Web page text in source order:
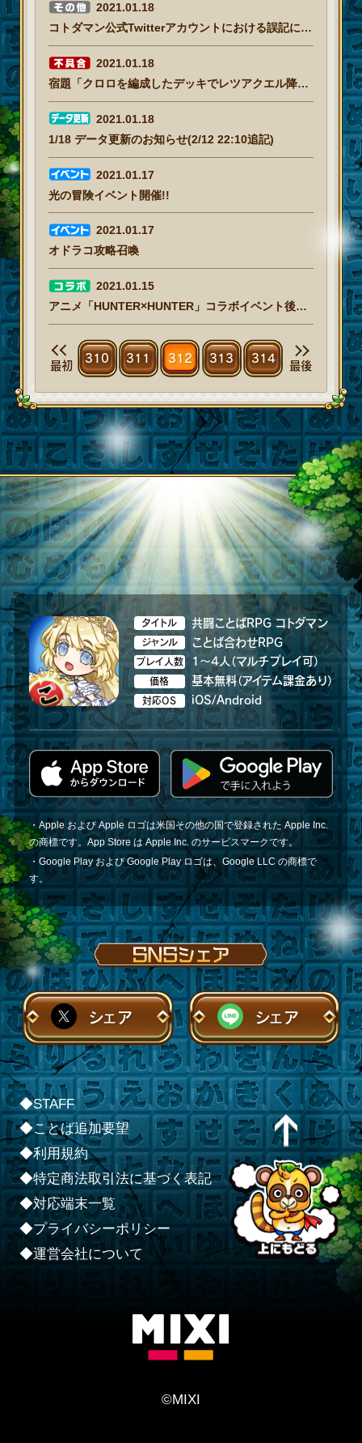
2021.01.18
コトダマン公式Twitterアカウントにおける誤記につきまして
2021.01.18
宿題「クロロを編成したデッキでレツアクエル降臨【魔級】を1回クリアしよう」が達成されない不具合について(1/18 16:10追記)
2021.01.18
1/18 データ更新のお知らせ(2/12 22:10追記)
2021.01.17
光の冒険イベント開催!!
2021.01.17
オドラコ攻略召喚
2021.01.15
アニメ「HUNTER×HUNTER」コラボイベント後半開催!!
最初
310 311 312 313 314
最後
タイトル 共闘ことばRPG コトダマン
ジャンル ことば合わせRPG
プレイ人数 1～4人（マルチプレイ可）
価格 基本無料（アイテム課金あり）
対応OS iOS/Android
・Apple および Apple ロゴは米国その他の国で登録された Apple Inc.
の商標です。App Store は Apple Inc. のサービスマークです。
・Google Play および Google Play ロゴは、Google LLC の商標で
す。
シェア シェア
◆STAFF
◆ことば追加要望
◆利用規約
◆特定商法取引法に基づく表記
◆対応端末一覧
◆プライバシーポリシー
◆運営会社について
©MIXI